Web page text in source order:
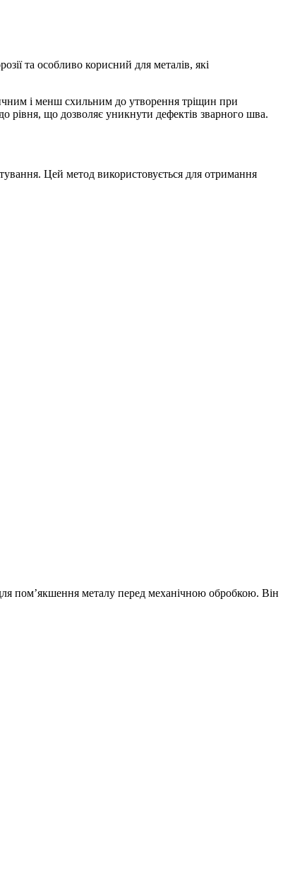
та особливо корисний для металів, які
і менш схильним до утворення тріщин при
рівня, що дозволяє уникнути дефектів зварного шва.
Цей метод використовується для отримання
пом’якшення металу перед механічною обробкою. Він